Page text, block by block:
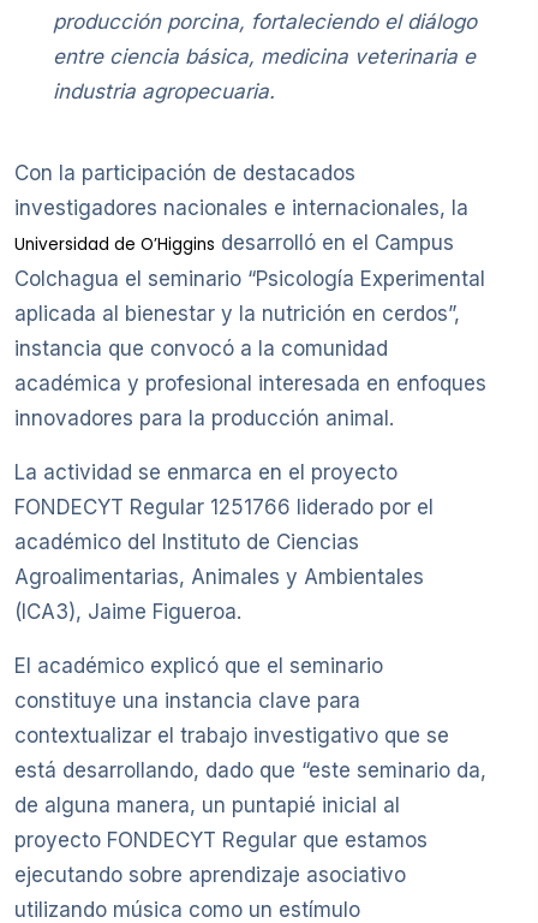
producción porcina, fortaleciendo el diálogo
entre ciencia básica, medicina veterinaria e
industria agropecuaria.
Con la participación de destacados
investigadores nacionales e internacionales, la
Universidad de O’Higgins desarrolló en el Campus
Colchagua el seminario “Psicología Experimental
aplicada al bienestar y la nutrición en cerdos”,
instancia que convocó a la comunidad
académica y profesional interesada en enfoques
innovadores para la producción animal.
La actividad se enmarca en el proyecto
FONDECYT Regular 1251766 liderado por el
académico del Instituto de Ciencias
Agroalimentarias, Animales y Ambientales
(ICA3), Jaime Figueroa.
El académico explicó que el seminario
constituye una instancia clave para
contextualizar el trabajo investigativo que se
está desarrollando, dado que “este seminario da,
de alguna manera, un puntapié inicial al
proyecto FONDECYT Regular que estamos
ejecutando sobre aprendizaje asociativo
utilizando música como un estímulo